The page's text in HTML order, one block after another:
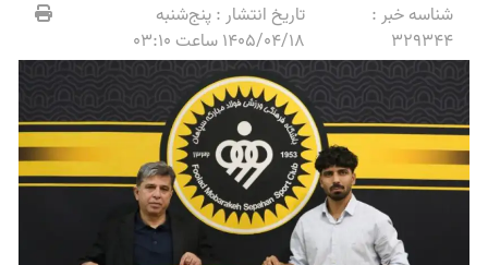
شناسه خبر :
329344
تاریخ انتشار :پنج‌شنبه
1405/04/18 ساعت 03:10